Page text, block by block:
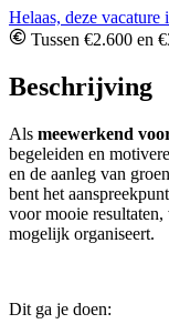
Helaas, deze vacature
Tussen €2.600 en
Beschrijving
Als meewerkend
begeleiden en
en de aanleg van
bent het
voor mooie
mogelijk organiseert.
Dit ga je doen: